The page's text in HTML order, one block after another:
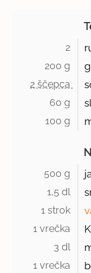
2
200 g
2 ščepca
60 g
100 g
500 g
1,5 dl
1 strok
1 vrečka
3 dl
1 vrečka